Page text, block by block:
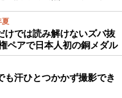
夏
では読み解けないズバ抜
ペアで日本人初の銅メダル
も汗ひとつかかず撮影でき